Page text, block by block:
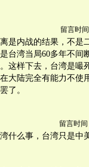
留言时
是内战的结果，不是
台湾当局60多年不间
这样下去，台湾是嘬
大陆完全有能力不使
了。
留言时间
什么事，台湾只是中